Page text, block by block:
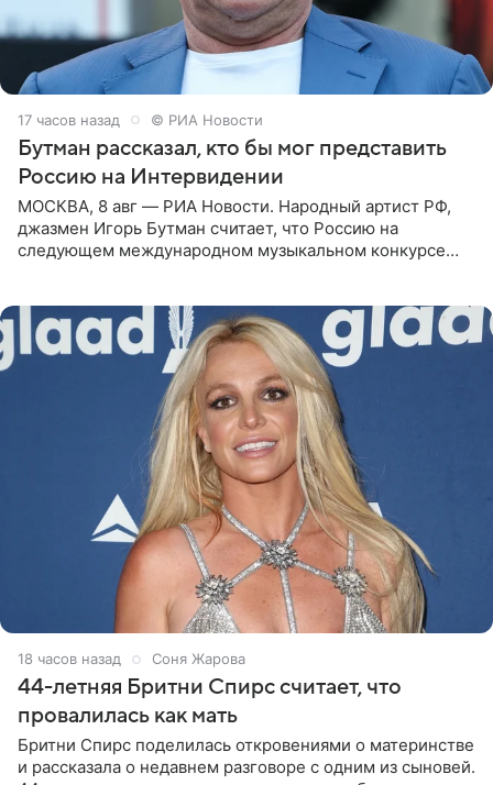
17 часов назад © РИА Новости
Бутман рассказал, кто бы мог представить
Россию на Интервидении
МОСКВА, 8 авг — РИА Новости. Народный артист РФ,
джазмен Игорь Бутман считает, что Россию на
следующем международном музыкальном конкурсе
18 часов назад Соня Жарова
44-летняя Бритни Спирс считает, что
провалилась как мать
Бритни Спирс поделилась откровениями о материнстве
и рассказала о недавнем разговоре с одним из сыновей.